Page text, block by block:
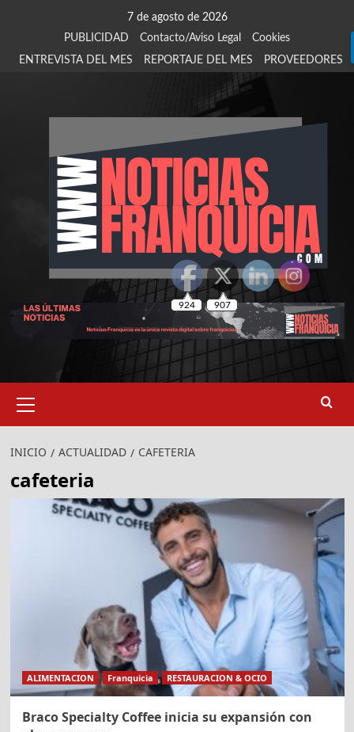
7 de agosto de 2026
PUBLICIDAD
Contacto/Aviso Legal
Cookies
ENTREVISTA DEL MES
REPORTAJE DEL MES PROVEEDORES
primario
INICIO ACTUALIDAD CAFETERIA
cafeteria
ALIMENTACION Franquicia RESTAURACION & OCIO
Braco Specialty Coffee inicia su expansión con
924 907